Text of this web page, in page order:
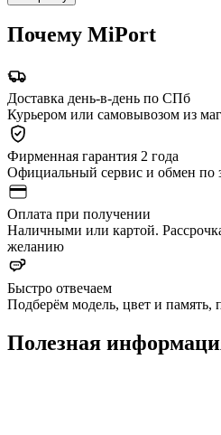
Почему MiPort
Доставка день-в-день по СПб
Курьером или самовывозом из
Фирменная гарантия 2 года
Официальный сервис и обмен по
Оплата при получении
Наличными или картой.
желанию
Быстро отвечаем
Подберём модель, цвет и
Полезная